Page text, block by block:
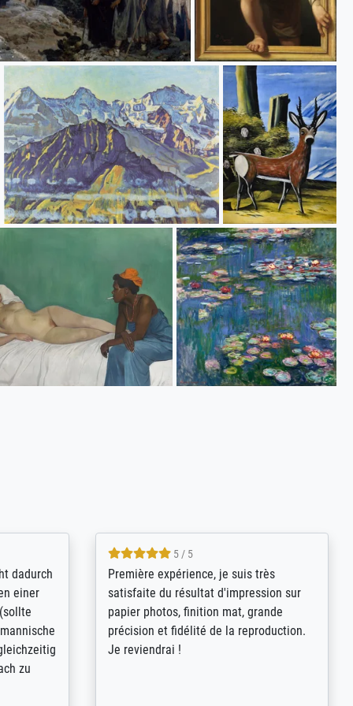
sich
(ein
-
4.8 / 5
Qualité absolument irréprochable.
Extraordinaire diversité des thèmes
abordés et personnalisation des
demandes (recadrage, réajustement des
couleurs). Relation clientèle parfaite.